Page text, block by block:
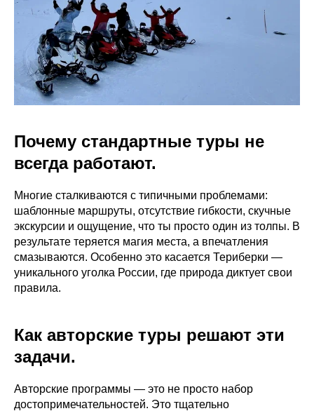
Почему стандартные туры не
всегда работают.
Многие сталкиваются с типичными проблемами:
шаблонные маршруты, отсутствие гибкости, скучные
экскурсии и ощущение, что ты просто один из толпы. В
результате теряется магия места, а впечатления
смазываются. Особенно это касается Териберки —
уникального уголка России, где природа диктует свои
правила.
Как авторские туры решают эти
задачи.
Авторские программы — это не просто набор
достопримечательностей. Это тщательно